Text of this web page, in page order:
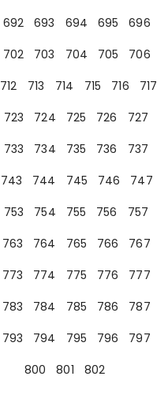
692 693 694 695 696
702 703 704 705 706
712 713 714 715 716 717
723 724 725 726 727
733 734 735 736 737
743 744 745 746 747
753 754 755 756 757
763 764 765 766 767
773 774 775 776 777
783 784 785 786 787
793 794 795 796 797
800
801 802